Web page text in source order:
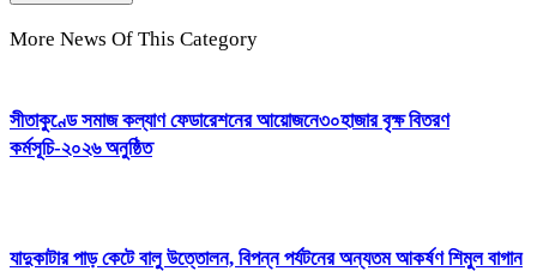
More News Of This Category
সীতাকুণ্ডে সমাজ কল্যাণ ফেডারেশনের আয়োজনে৩০হাজার বৃক্ষ বিতরণ
কর্মসূচি-২০২৬ অনুষ্ঠিত
যাদুকাটার পাড় কেটে বালু উত্তোলন, বিপন্ন পর্যটনের অন্যতম আকর্ষণ শিমুল বাগান